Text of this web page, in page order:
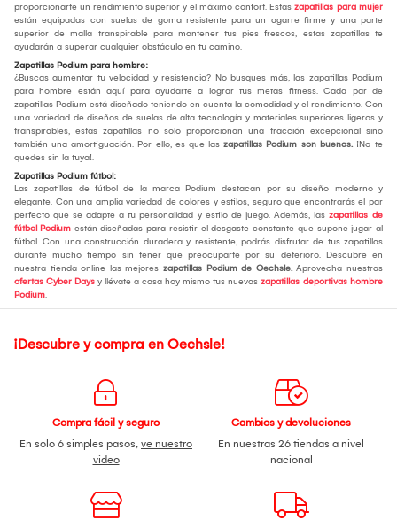
proporcionarte un rendimiento superior y el máximo confort. Estas zapatillas para mujer
están equipadas con suelas de goma resistente para un agarre firme y una parte
superior de malla transpirable para mantener tus pies frescos, estas zapatillas te
ayudarán a superar cualquier obstáculo en tu camino.
Zapatillas Podium para hombre:
¿Buscas aumentar tu velocidad y resistencia? No busques más, las zapatillas Podium
para hombre están aquí para ayudarte a lograr tus metas fitness. Cada par de
zapatillas Podium está diseñado teniendo en cuenta la comodidad y el rendimiento. Con
una variedad de diseños de suelas de alta tecnología y materiales superiores ligeros y
transpirables, estas zapatillas no solo proporcionan una tracción excepcional sino
también una amortiguación. Por ello, es que las zapatillas Podium son buenas. ¡No te
quedes sin la tuya!.
Zapatillas Podium fútbol:
Las zapatillas de fútbol de la marca Podium destacan por su diseño moderno y
elegante. Con una amplia variedad de colores y estilos, seguro que encontrarás el par
perfecto que se adapte a tu personalidad y estilo de juego. Además, las zapatillas de
fútbol Podium están diseñadas para resistir el desgaste constante que supone jugar al
fútbol. Con una construcción duradera y resistente, podrás disfrutar de tus zapatillas
durante mucho tiempo sin tener que preocuparte por su deterioro. Descubre en
nuestra tienda online las mejores zapatillas Podium de Oechsle. Aprovecha nuestras
ofertas Cyber Days y llévate a casa hoy mismo tus nuevas zapatillas deportivas hombre
Podium.
¡Descubre y compra en Oechsle!
Compra fácil y seguro
En solo 6 simples pasos, ve nuestro
video
Cambios y devoluciones
En nuestras 26 tiendas a nivel
nacional